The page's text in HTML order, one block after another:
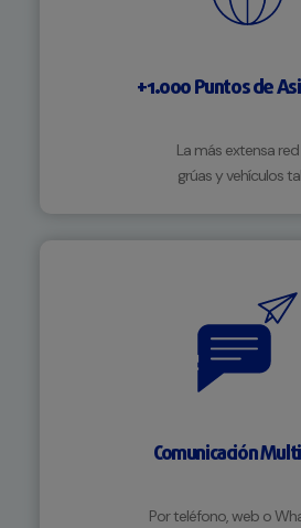
+1.000 Puntos de
La más extensa
grúas y vehículos
Comunicación
Por teléfono, web o